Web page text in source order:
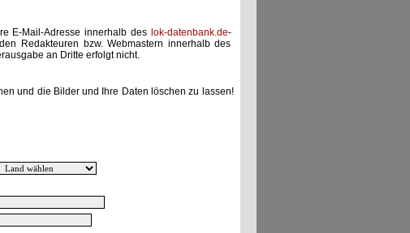
E-Mail-Adresse innerhalb des lok-datenbank.de-
Redakteuren bzw. Webmastern innerhalb des
an Dritte erfolgt nicht.
und die Bilder und Ihre Daten löschen zu lassen!